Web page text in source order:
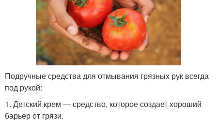
Подручные средства для отмывания грязных рук всегда
под рукой:
1. Детский крем — средство, которое создает хороший
барьер от грязи.